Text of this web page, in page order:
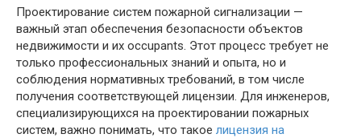
Проектирование систем пожарной сигнализации —
важный этап обеспечения безопасности объектов
недвижимости и их occupants. Этот процесс требует не
только профессиональных знаний и опыта, но и
соблюдения нормативных требований, в том числе
получения соответствующей лицензии. Для инженеров,
специализирующихся на проектировании пожарных
систем, важно понимать, что такое лицензия на